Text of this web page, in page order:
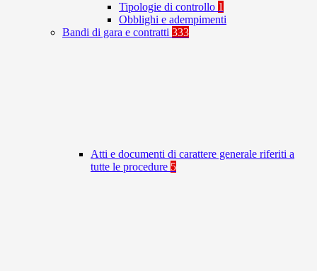
Tipologie di controllo 1
Obblighi e adempimenti
Bandi di gara e contratti 333
Atti e documenti di carattere generale riferiti a
tutte le procedure 5